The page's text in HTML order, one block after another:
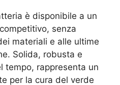
è disponibile a un
senza
materiali e alle ultime
Solida, robusta e
tempo, rappresenta un
per la cura del verde